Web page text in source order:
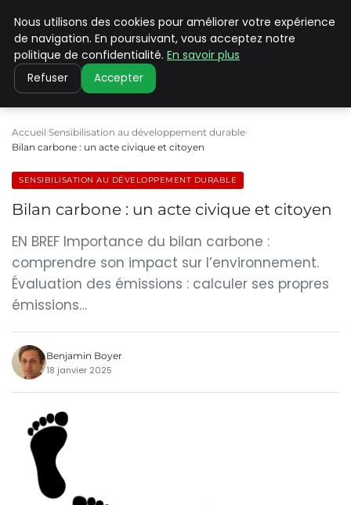
CLIMATE C ADVANCED
Accueil Sensibilisation au développement durable
Bilan carbone : un acte civique et citoyen
SENSIBILISATION AU DÉVELOPPEMENT DURABLE
Bilan carbone : un acte civique et citoyen
EN BREF Importance du bilan carbone :
comprendre son impact sur l’environnement.
Évaluation des émissions : calculer ses propres
émissions…
Benjamin Boyer
18 janvier 2025
Nous utilisons des cookies pour améliorer votre expérience
de navigation. En poursuivant, vous acceptez notre
politique de confidentialité. En savoir plus
Refuser Accepter